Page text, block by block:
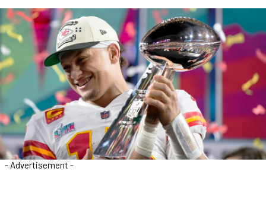
- Advertisement -